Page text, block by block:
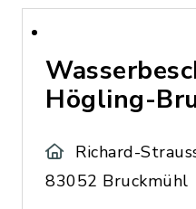
Högling-
Richard-
83052 Bruckmühl